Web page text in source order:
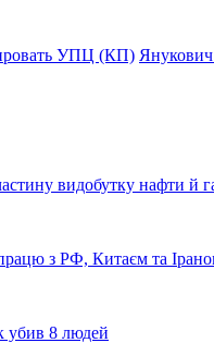
УПЦ (КП)
видобутку нафти й
з РФ, Китаєм та
убив 8 людей